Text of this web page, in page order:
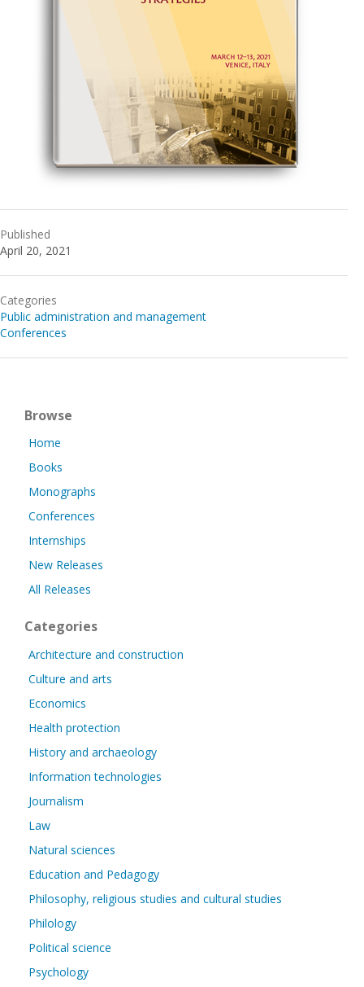
Published
April 20, 2021
Categories
Public administration and management
Conferences
Browse
Home
Books
Monographs
Conferences
Internships
New Releases
All Releases
Categories
Architecture and construction
Culture and arts
Economics
Health protection
History and archaeology
Information technologies
Journalism
Law
Natural sciences
Education and Pedagogy
Philosophy, religious studies and cultural studies
Philology
Political science
Psychology